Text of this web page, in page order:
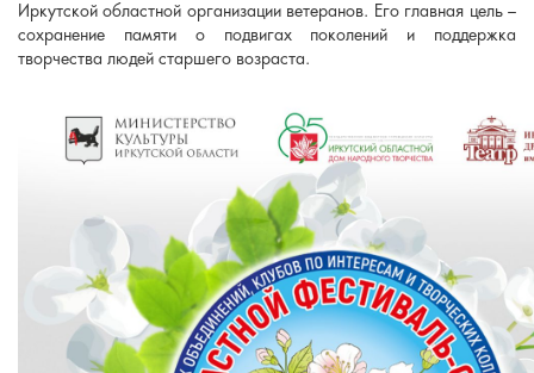
Иркутской областной организации ветеранов. Его главная цель –
сохранение памяти о подвигах поколений и поддержка
творчества людей старшего возраста.